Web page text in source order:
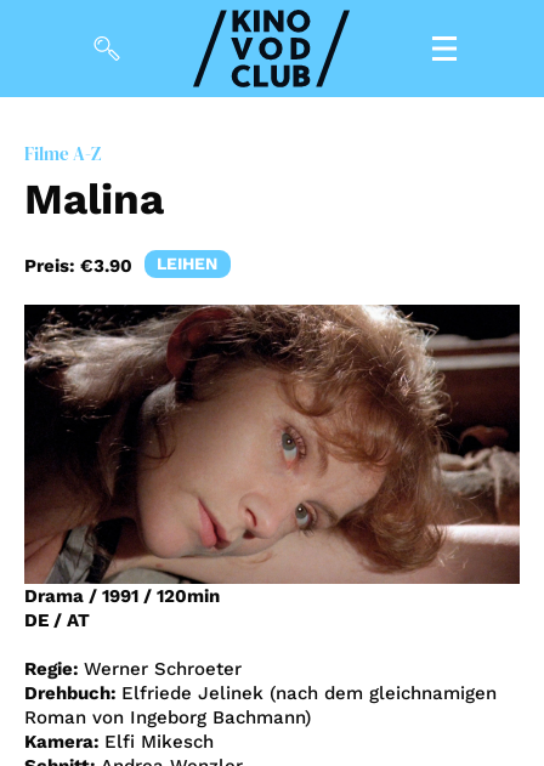
Magazin
Kuratierungen
Events
So geht’s
Filmpakete
Gutscheine
& Filmpässe
Account
Suche
Filme A-Z
Malina
Preis: €3.90 LEIHEN
Drama / 1991 / 120min
DE / AT
Regie: Werner Schroeter
Drehbuch: Elfriede Jelinek (nach dem gleichnamigen
Roman von Ingeborg Bachmann)
Kamera: Elfi Mikesch